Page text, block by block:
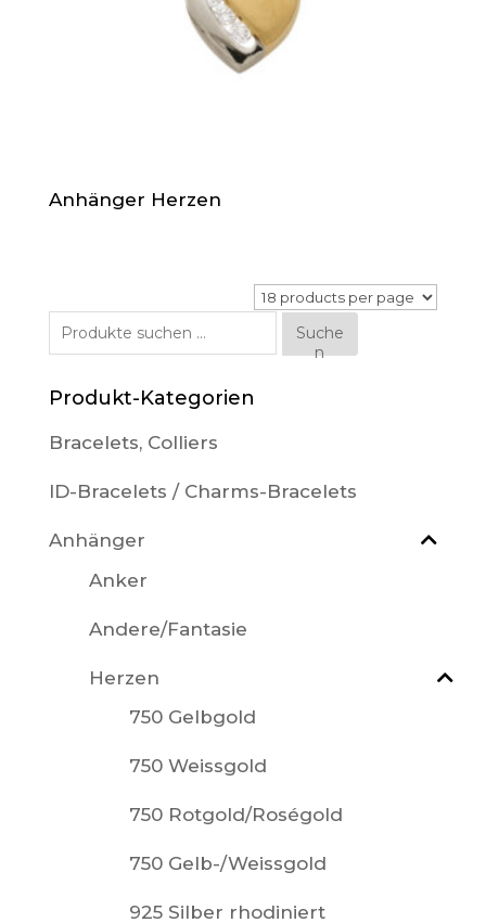
Anhänger Herzen
Suche
nach:
Suche
n
Produkt-Kategorien
Bracelets, Colliers
ID-Bracelets / Charms-Bracelets
Anhänger
Anker
Andere/Fantasie
Herzen
750 Gelbgold
750 Weissgold
750 Rotgold/Roségold
750 Gelb-/Weissgold
925 Silber rhodiniert